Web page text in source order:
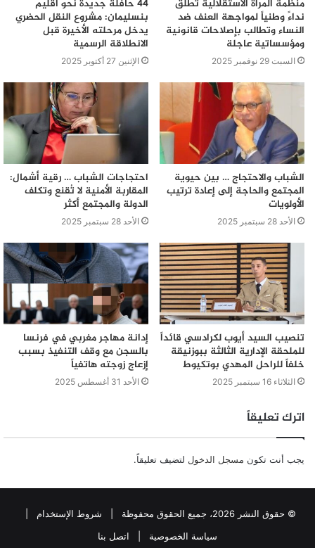
منظمة المرأة الاستقلالية تُطلق
نداءً وطنياً لمواجهة العنف ضد
النساء وتطالب بإصلاحات قانونية
ومؤسساتية عاجلة
السبت 29 نوفمبر 2025
44 حافلة جديدة نحو اقليم
بنسليمان: مشروع النقل الحضري
يدخل مرحلته الأخيرة قبل
الانطلاقة الرسمية
الإثنين 27 أكتوبر 2025
الشباب والاحتجاج … بين حيوية
المجتمع والحاجة إلى إعادة ترتيب
الأولويات
الأحد 28 سبتمبر 2025
احتجاجات الشباب … رقية أشمال:
المقاربة الأمنية لا تُقنع وتكلف
الدولة والمجتمع أكثر
الأحد 28 سبتمبر 2025
تنصيب السيد أيوب لكرادسي قائداً
للملحقة الإدارية الثالثة ببوزنيقة
خلفاً للراحل المهدي بوتكيوط
الثلاثاء 16 سبتمبر 2025
إدانة مهاجر مغربي في فرنسا
بالسجن مع وقف التنفيذ بسبب
إزعاج زوجته هاتفياً
الأحد 31 أغسطس 2025
اترك تعليقاً
يجب أنت تكون مسجل الدخول لتضيف تعليقاً.
© حقوق النشر 2026، جميع الحقوق محفوظة | شروط الإستخدام
سياسة الخصوصية
اتصل بنا